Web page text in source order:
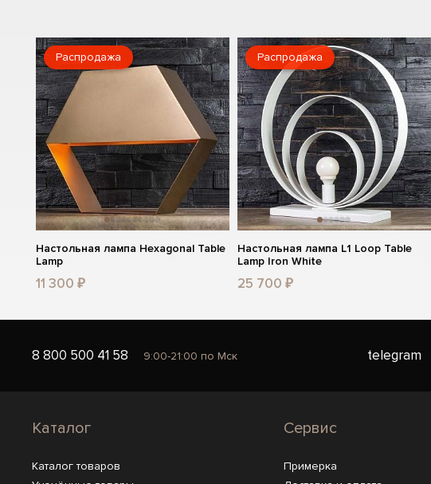
Распродажа
Настольная лампа Hexagonal Table
Lamp
11 300 ₽
Распродажа
Настольная лампа L1 Loop Table
Lamp Iron White
25 700 ₽
8 800 500 41 58 9:00-21:00 по Мск telegram
Каталог
Каталог товаров
Сервис
Примерка